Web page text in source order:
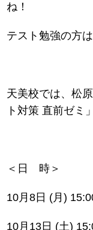
ね！
テスト勉強の方
天美校では、松
ト対策 直前ゼミ
＜日 時＞
10月8日 (月)
10月13日 (土)